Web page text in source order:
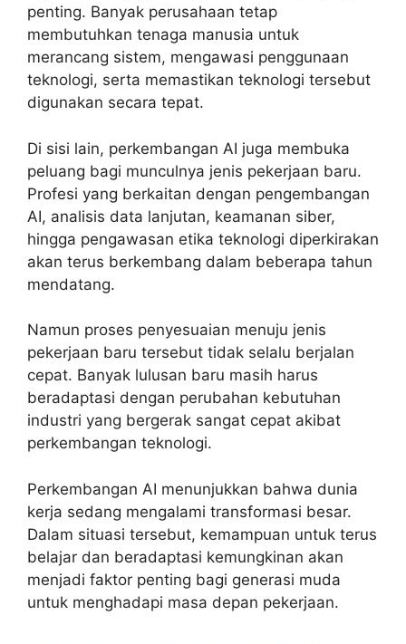
penting. Banyak perusahaan tetap
membutuhkan tenaga manusia untuk
merancang sistem, mengawasi penggunaan
teknologi, serta memastikan teknologi tersebut
digunakan secara tepat.
Di sisi lain, perkembangan AI juga membuka
peluang bagi munculnya jenis pekerjaan baru.
Profesi yang berkaitan dengan pengembangan
AI, analisis data lanjutan, keamanan siber,
hingga pengawasan etika teknologi diperkirakan
akan terus berkembang dalam beberapa tahun
mendatang.
Namun proses penyesuaian menuju jenis
pekerjaan baru tersebut tidak selalu berjalan
cepat. Banyak lulusan baru masih harus
beradaptasi dengan perubahan kebutuhan
industri yang bergerak sangat cepat akibat
perkembangan teknologi.
Perkembangan AI menunjukkan bahwa dunia
kerja sedang mengalami transformasi besar.
Dalam situasi tersebut, kemampuan untuk terus
belajar dan beradaptasi kemungkinan akan
menjadi faktor penting bagi generasi muda
untuk menghadapi masa depan pekerjaan.